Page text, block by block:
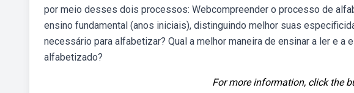
por meio desses dois processos: Webcompreender o processo de
ensino fundamental (anos iniciais), distinguindo melhor suas
necessário para alfabetizar? Qual a melhor maneira de ensinar a ler e
alfabetizado?
For more information, click the